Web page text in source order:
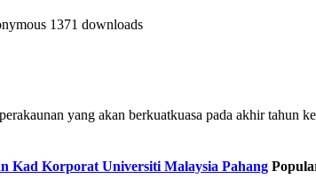
1371 downloads
yang akan berkuatkuasa pada akhir
Kad Korporat Universiti Malaysia Pahang